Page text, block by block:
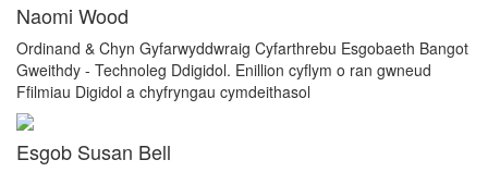
Naomi Wood
Ordinand & Chyn Gyfarwyddwraig Cyfarthrebu Esgobaeth Bangot
Gweithdy - Technoleg Ddigidol. Enillion cyflym o ran gwneud
Ffilmiau Digidol a chyfryngau cymdeithasol
Esgob Susan Bell